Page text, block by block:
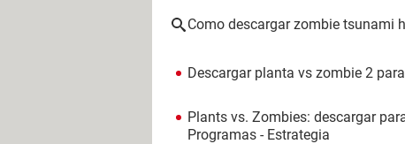
Como descargar zombie tsunami
Descargar planta vs zombie 2
Plants vs. Zombies: descargar
Programas - Estrategia